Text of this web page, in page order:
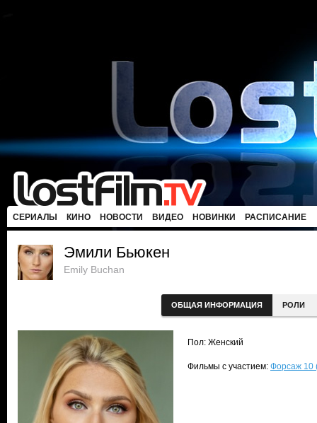
СЕРИАЛЫ КИНО НОВОСТИ ВИДЕО НОВИНКИ РАСПИСАНИЕ
Эмили Бьюкен
Emily Buchan
ОБЩАЯ ИНФОРМАЦИЯ РОЛИ
Пол: Женский
Фильмы с участием: Форсаж 10